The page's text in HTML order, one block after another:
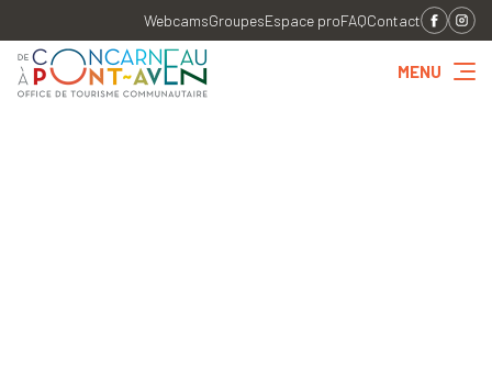
WebcamsGroupesEspace proFAQContact
MENU